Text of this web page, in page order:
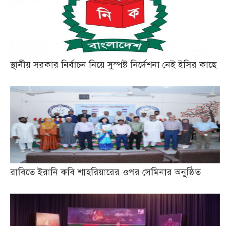
স্থানীয় সরকার নির্বাচন নিয়ে সুস্পষ্ট নির্দেশনা নেই ইসির কাছে
রাবিতে ইরানি কবি শাহরিয়ারের ওপর সেমিনার অনুষ্ঠিত